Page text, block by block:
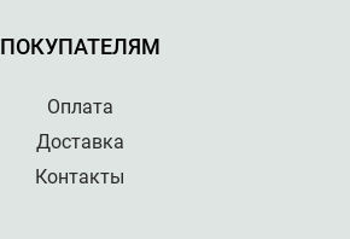
ПОКУПАТЕЛЯМ
Оплата
Доставка
Контакты